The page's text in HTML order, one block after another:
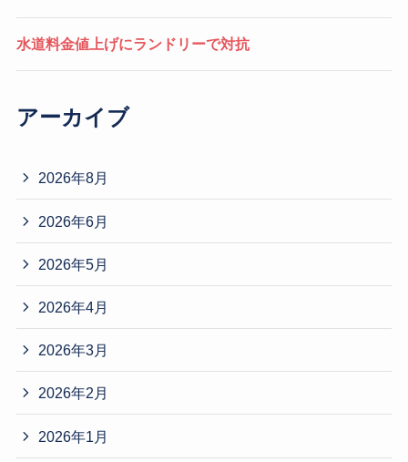
水道料金値上げにランドリーで対抗
アーカイブ
2026年8月
2026年6月
2026年5月
2026年4月
2026年3月
2026年2月
2026年1月